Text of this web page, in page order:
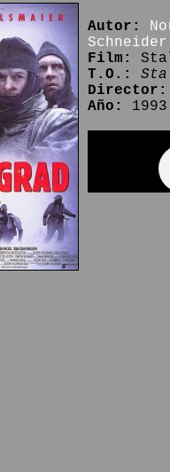
Autor:
Schneider
Film:
T.O.:
Director:
Año:
1993